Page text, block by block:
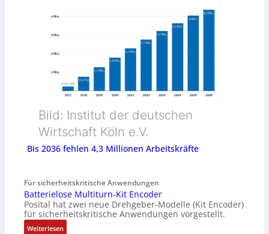
Bild: Institut der deutschen
Wirtschaft Köln e.V.
Bis 2036 fehlen 4,3 Millionen Arbeitskräfte
Für sicherheitskritische Anwendungen
Batterielose Multiturn-Kit Encoder
Posital hat zwei neue Drehgeber-Modelle (Kit Encoder)
für sicherheitskritische Anwendungen vorgestellt.
Weiterlesen: